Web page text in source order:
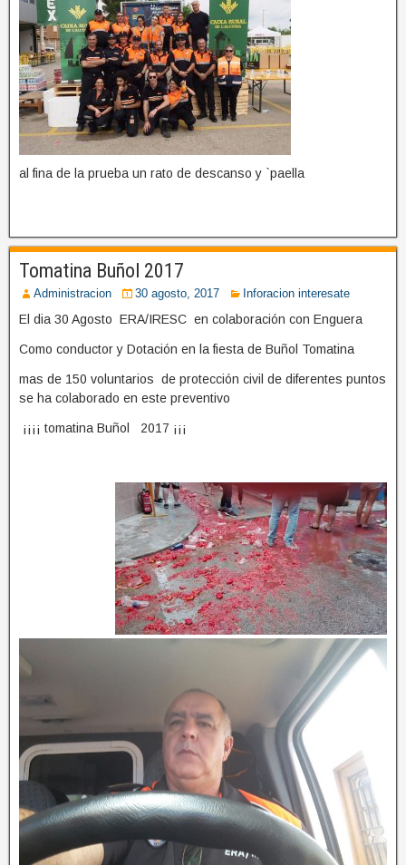
al fina de la prueba un rato de descanso y `paella
Tomatina Buñol 2017
Administracion 30 agosto, 2017 Inforacion interesate
El dia 30 Agosto ERA/IRESC en colaboración con Enguera
Como conductor y Dotación en la fiesta de Buñol Tomatina
mas de 150 voluntarios de protección civil de diferentes puntos
se ha colaborado en este preventivo
¡¡¡¡ tomatina Buñol 2017 ¡¡¡